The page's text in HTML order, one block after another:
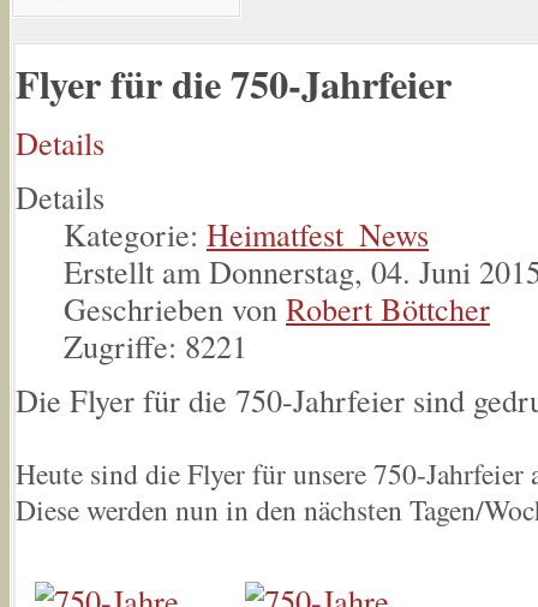
Flyer für die 750-Jahrfeier
Details
Details
Kategorie: Heimatfest_News
Erstellt am Donnerstag, 04. Juni
Geschrieben von Robert Böttcher
Zugriffe: 8221
Die Flyer für die 750-Jahrfeier sind
Heute sind die Flyer für unsere 750-Jahrfeier
Diese werden nun in den nächsten Tagen/